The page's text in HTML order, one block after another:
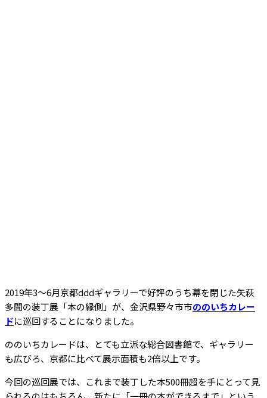
2019年3～6月京都dddギャラリーで好評のうち幕を閉じた矢萩
多聞の装丁展「本の縁側」が、金沢県野々市市ののいちカレー
ドに巡回することになりました。
ののいちカレードは、とても立派な総合図書館で、ギャラリー
も広びろ、京都に比べて展示面積も2倍以上です。
今回の巡回展では、これまで装丁した本500冊超を手にとって見